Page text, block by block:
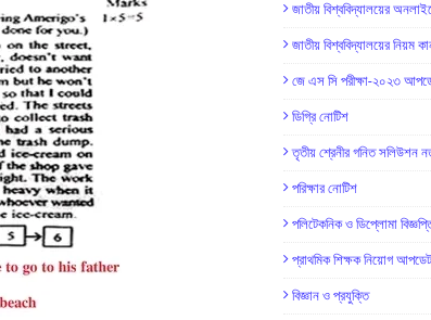
জাতীয় বিশ্ববিদ্যালয়ের
জাতীয় বিশ্ববিদ্যালয়ের নিয়ম
জে এস সি পরীক্ষা-২০২৩
ডিগ্রি নোটিশ
তৃতীয় শ্রেনীর গনিত সলিউশন
পরিক্ষার নোটিশ
পলিটেকনিক ও ডিপ্লোমা
প্রাথমিক শিক্ষক নিয়োগ আপডেট
বিজ্ঞান ও প্রযুক্তি